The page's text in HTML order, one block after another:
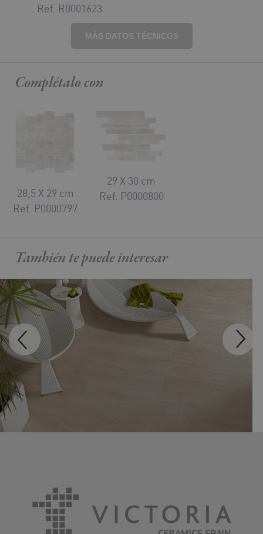
Ref. R0001623
MÁS DATOS TÉCNICOS
Complétalo con
28,5 X 29 cm
Ref. P0000797
29 X 30 cm
Ref. P0000800
También te puedeinteresar